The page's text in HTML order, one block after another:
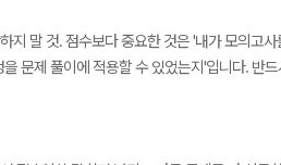
지 말 것. 점수보다 중요한 것은 '내가 모의고
문제 풀이에 적용할 수 있었는지'입니다. 반